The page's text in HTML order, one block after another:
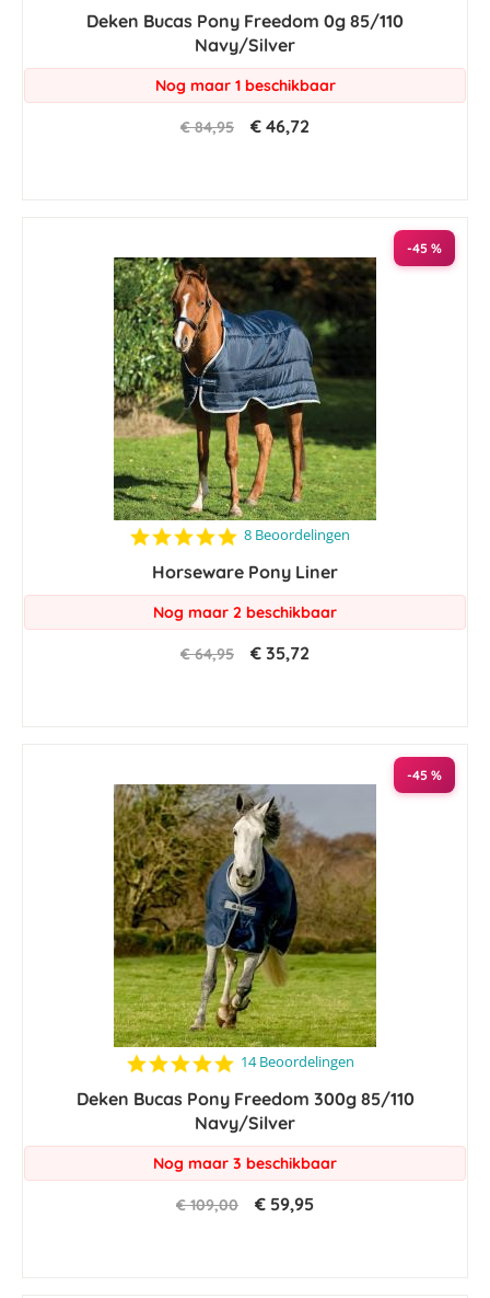
rating
Deken Bucas Pony Freedom 0g 85/110
Navy/Silver
Nog maar 1 beschikbaar
€ 84,95 € 46,72
-45 %
4.8
rating
8 Beoordelingen
Horseware Pony Liner
Nog maar 2 beschikbaar
€ 64,95 € 35,72
-45 %
4.9
rating
14 Beoordelingen
Deken Bucas Pony Freedom 300g 85/110
Navy/Silver
Nog maar 3 beschikbaar
€ 109,00 € 59,95